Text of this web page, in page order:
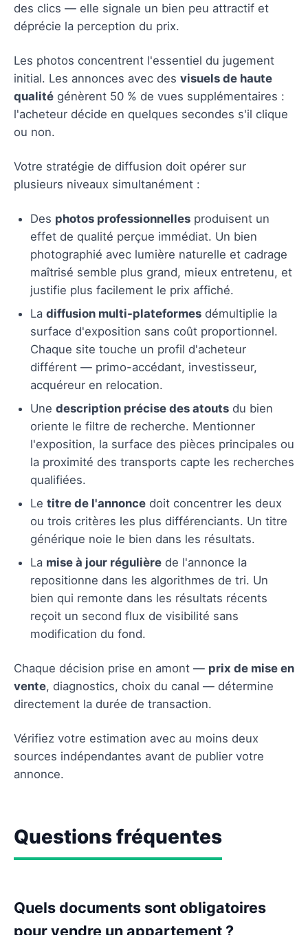
des clics — elle signale un bien peu attractif et
déprécie la perception du prix.
Les photos concentrent l'essentiel du jugement
initial. Les annonces avec des visuels de haute
qualité génèrent 50 % de vues supplémentaires :
l'acheteur décide en quelques secondes s'il clique
ou non.
Votre stratégie de diffusion doit opérer sur
plusieurs niveaux simultanément :
Des photos professionnelles produisent un
effet de qualité perçue immédiat. Un bien
photographié avec lumière naturelle et cadrage
maîtrisé semble plus grand, mieux entretenu, et
justifie plus facilement le prix affiché.
La diffusion multi-plateformes démultiplie la
surface d'exposition sans coût proportionnel.
Chaque site touche un profil d'acheteur
différent — primo-accédant, investisseur,
acquéreur en relocation.
Une description précise des atouts du bien
oriente le filtre de recherche. Mentionner
l'exposition, la surface des pièces principales ou
la proximité des transports capte les recherches
qualifiées.
Le titre de l'annonce doit concentrer les deux
ou trois critères les plus différenciants. Un titre
générique noie le bien dans les résultats.
La mise à jour régulière de l'annonce la
repositionne dans les algorithmes de tri. Un
bien qui remonte dans les résultats récents
reçoit un second flux de visibilité sans
modification du fond.
Chaque décision prise en amont — prix de mise en
vente, diagnostics, choix du canal — détermine
directement la durée de transaction.
Vérifiez votre estimation avec au moins deux
sources indépendantes avant de publier votre
annonce.
Questions fréquentes
Quels documents sont obligatoires
pour vendre un appartement ?